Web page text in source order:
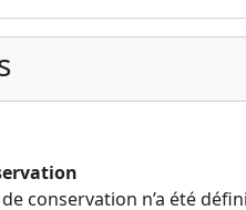
conservation n’a été